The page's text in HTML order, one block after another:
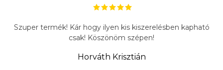
Szuper termék! Kár hogy ilyen kis kiszerelésben kapható
csak! Köszönöm szépen!
Horváth Krisztián